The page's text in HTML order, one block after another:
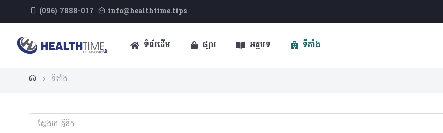
(096) 7888-017 info@healthtime.tips
ទំព័រដើម ផ្សារ អត្ថបទ ទីតាំង
ទីតាំង